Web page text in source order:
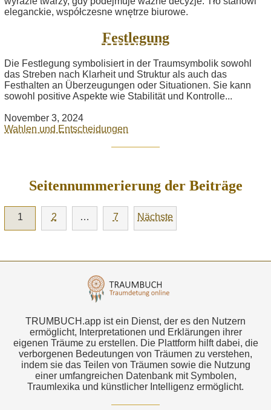
Festlegung
Die Festlegung symbolisiert in der Traumsymbolik sowohl
das Streben nach Klarheit und Struktur als auch das
Festhalten an Überzeugungen oder Situationen. Sie kann
sowohl positive Aspekte wie Stabilität und Kontrolle...
November 3, 2024
Wahlen und Entscheidungen
Seitennummerierung der Beiträge
1 2 … 7 Nächste
TRUMBUCH.app ist ein Dienst, der es den Nutzern
ermöglicht, Interpretationen und Erklärungen ihrer
eigenen Träume zu erstellen. Die Plattform hilft dabei, die
verborgenen Bedeutungen von Träumen zu verstehen,
indem sie das Teilen von Träumen sowie die Nutzung
einer umfangreichen Datenbank mit Symbolen,
Traumlexika und künstlicher Intelligenz ermöglicht.